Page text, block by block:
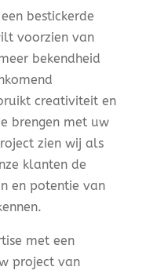
bestickerde
voorzien van
bekendheid
creativiteit en
brengen met uw
zien wij als
klanten de
en potentie van
met een
project van